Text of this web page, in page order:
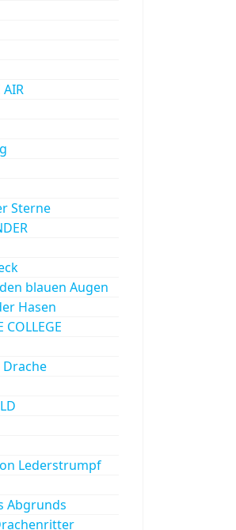
AIR
Sterne
blauen Augen
Hasen
COLLEGE
Lederstrumpf
Abgrunds